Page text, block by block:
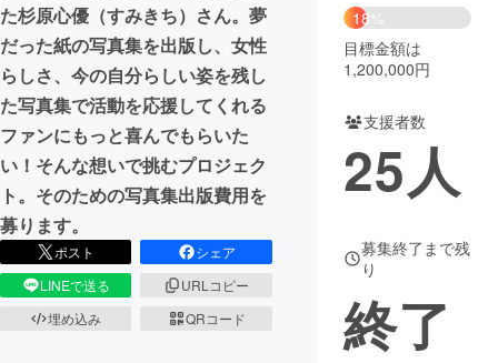
CAMPFIRE for Social Good
CAMPFIRE Creation
CAMPFIREふるさと納税machi-ya コミュニティ
た杉原心優（すみきち）さん。夢
だった紙の写真集を出版し、女性
らしさ、今の自分らしい姿を残し
た写真集で活動を応援してくれる
ファンにもっと喜んでもらいた
い！そんな想いで挑むプロジェク
ト。そのための写真集出版費用を
募ります。
ポスト
シェア
LINEで送る
URLコピー
埋め込み
QRコード
18%
目標金額は
1,200,000円
支援者数
25人
募集終了まで残
り
終了